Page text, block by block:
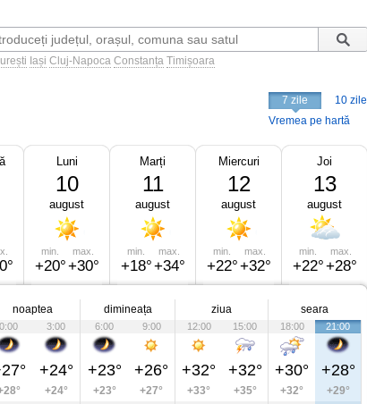
Iași Cluj-Napoca Constanța Timișoara
7 zile
10 zile
Vremea pe hartă
Luni
10
august
min.
+20°
max.
+30°
Marți
11
august
min.
+18°
max.
+34°
Miercuri
12
august
min.
+22°
max.
+32°
Joi
13
august
min.
+22°
max.
+28°
noaptea dimineața ziua seara
0:00 3:00 6:00 9:00 12:00 15:00 18:00 21:00
+24° +23° +26° +32° +32° +30° +28°
+24° +23° +27° +33° +35° +32°
+29°